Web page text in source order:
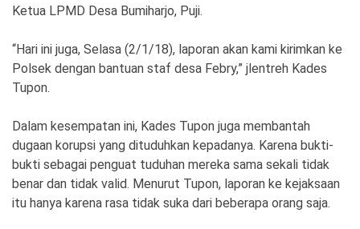
Copyright
2026
News
Reserve
Ketua LPMD Desa Bumiharjo, Puji.
“Hari ini juga, Selasa (2/1/18), laporan akan kami kirimkan ke
Polsek dengan bantuan staf desa Febry,” jlentreh Kades
Tupon.
Dalam kesempatan ini, Kades Tupon juga membantah
dugaan korupsi yang dituduhkan kepadanya. Karena bukti-
bukti sebagai penguat tuduhan mereka sama sekali tidak
benar dan tidak valid. Menurut Tupon, laporan ke kejaksaan
itu hanya karena rasa tidak suka dari beberapa orang saja.